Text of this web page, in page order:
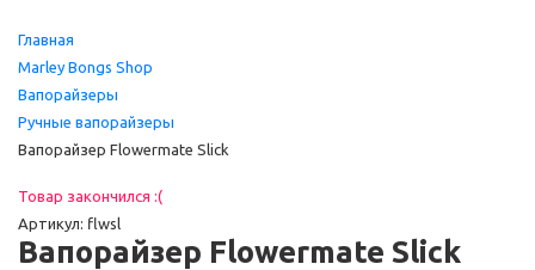
Главная
Marley Bongs Shop
Вапорайзеры
Ручные вапорайзеры
Вапорайзер Flowermate Slick
Товар закончился :(
Артикул: flwsl
Вапорайзер Flowermate Slick